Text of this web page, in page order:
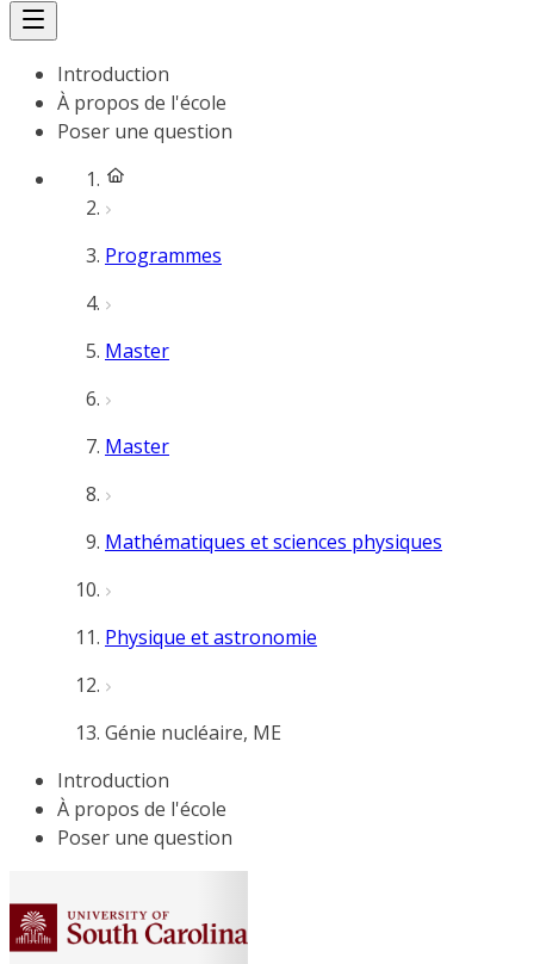
Introduction
À propos de l'école
Poser une question
Programmes
Master
Master
Mathématiques et sciences physiques
Physique et astronomie
Génie nucléaire, ME
Introduction
À propos de l'école
Poser une question